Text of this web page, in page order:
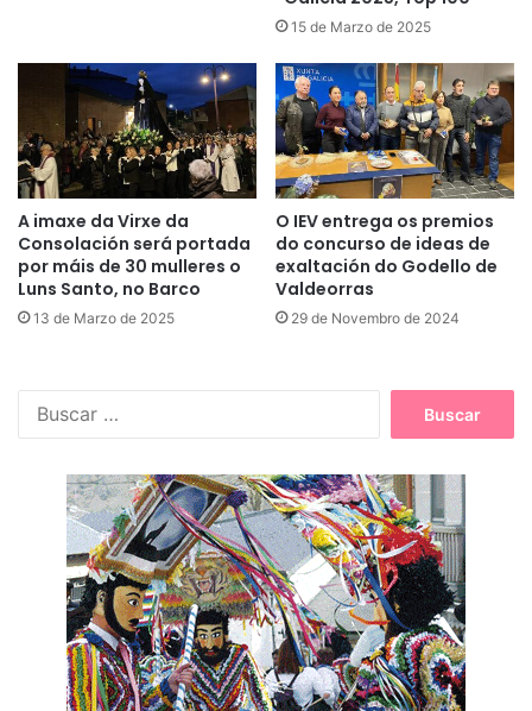
15 de Marzo de 2025
A imaxe da Virxe da
Consolación será portada
por máis de 30 mulleres o
Luns Santo, no Barco
13 de Marzo de 2025
O IEV entrega os premios
do concurso de ideas de
exaltación do Godello de
Valdeorras
29 de Novembro de 2024
c
a
r
: